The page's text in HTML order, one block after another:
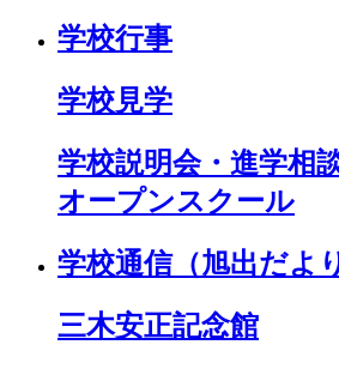
学校行事
学校見学
学校説明会・進学相
オープンスクール
学校通信（旭出だよ
三木安正記念館